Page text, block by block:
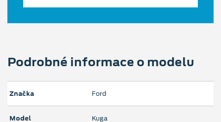
Podrobné informace o modelu
Značka Ford
Model Kuga